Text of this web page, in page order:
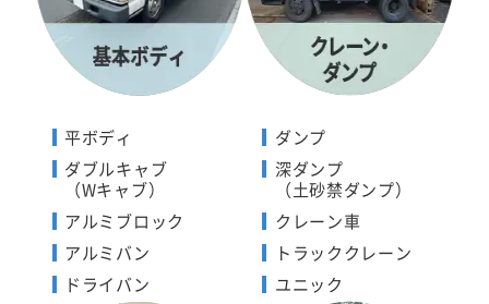
平ボディ
ダブルキャブ
（Wキャブ）
アルミブロック
アルミバン
ドライバン
ダンプ
深ダンプ
（土砂禁ダンプ）
クレーン車
トラッククレーン
ユニック